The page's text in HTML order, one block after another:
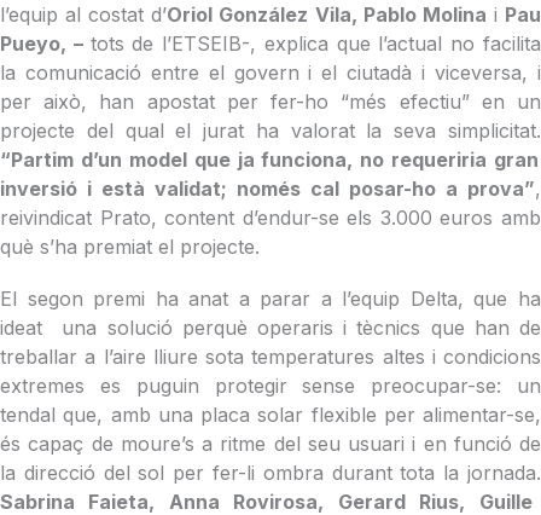
l’equip al costat d’Oriol González Vila, Pablo Molina i Pau
Pueyo, – tots de l’ETSEIB-, explica que l’actual no facilita
la comunicació entre el govern i el ciutadà i viceversa, i
per això, han apostat per fer-ho “més efectiu” en un
projecte del qual el jurat ha valorat la seva simplicitat.
“Partim d’un model que ja funciona, no requeriria gran
inversió i està validat; només cal posar-ho a prova”,
reivindicat Prato, content d’endur-se els 3.000 euros amb
què s’ha premiat el projecte.
El segon premi ha anat a parar a l’equip Delta, que ha
ideat una solució perquè operaris i tècnics que han de
treballar a l’aire lliure sota temperatures altes i condicions
extremes es puguin protegir sense preocupar-se: un
tendal que, amb una placa solar flexible per alimentar-se,
és capaç de moure’s a ritme del seu usuari i en funció de
la direcció del sol per fer-li ombra durant tota la jornada.
Sabrina Faieta, Anna Rovirosa, Gerard Rius, Guille